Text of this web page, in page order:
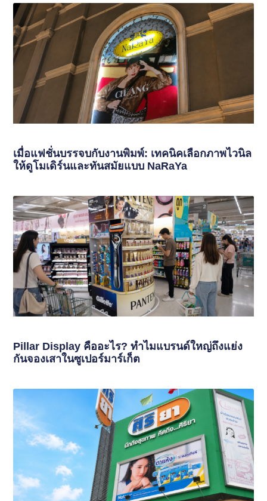
เมื่อแฟชั่นบรรจบกับงานพิมพ์: เทคนิคเลือกภาพไวนิล
ให้ดูโมเดิร์นและทันสมัยแบบ NaRaYa
Pillar Display คืออะไร? ทำไมแบรนด์ใหญ่ถึงแย่ง
กันจองเสาในซูเปอร์มาร์เก็ต